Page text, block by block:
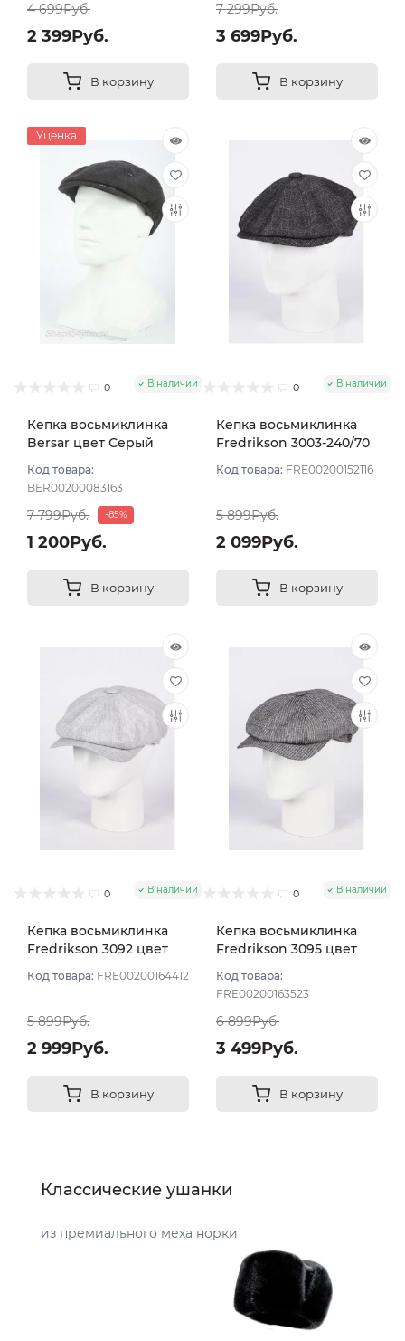
4 699Руб.
2 399Руб.
В корзину
7 299Руб.
3 699Руб.
В корзину
Уценка
0 В наличии
Кепка восьмиклинка
Bersar цвет Серый
Код товара:
BER00200083163
7 799Руб. -85%
1 200Руб.
В корзину
0 В наличии
Кепка восьмиклинка
Fredrikson 3003-240/70
Код товара: FRE00200152116
5 899Руб.
2 099Руб.
В корзину
0 В наличии
Кепка восьмиклинка
Fredrikson 3092 цвет
58
Код товара: FRE00200164412
5 899Руб.
2 999Руб.
В корзину
0 В наличии
Кепка восьмиклинка
Fredrikson 3095 цвет
Код товара:
FRE00200163523
6 899Руб.
3 499Руб.
В корзину
Классические ушанки
из премиального меха норки